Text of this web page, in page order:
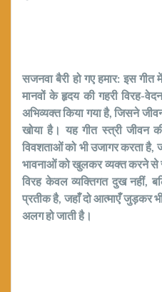
सजनवा बैरी हो गए हमार: इस गीत
मानवों के हृदय की गहरी विरह-
अभिव्यक्त किया गया है, जिसने
खोया है। यह गीत स्त्री
विवशताओं को भी उजागर करता है,
भावनाओं को खुलकर व्यक्त करने से
विरह केवल व्यक्तिगत दुख नहीं,
प्रतीक है, जहाँ दो आत्माएँ जुड़कर
अलग हो जाती है।